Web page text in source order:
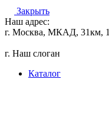
Закрыть
Наш адрес:
г. Москва, МКАД, 31км, 1
г. Наш слоган
Каталог